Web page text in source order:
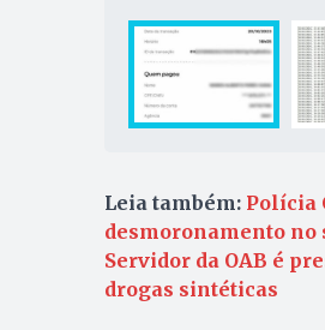
Leia também: Polícia
desmoronamento no
Servidor da OAB é
drogas sintéticas